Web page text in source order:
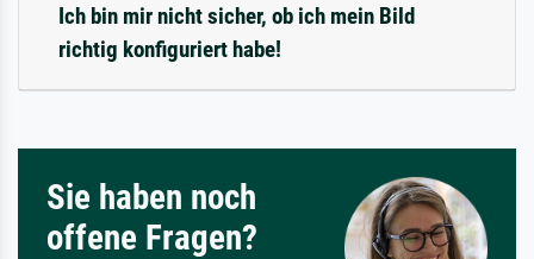
Ich bin mir nicht sicher, ob ich mein Bild
richtig konfiguriert habe!
Sie haben noch
offene Fragen?